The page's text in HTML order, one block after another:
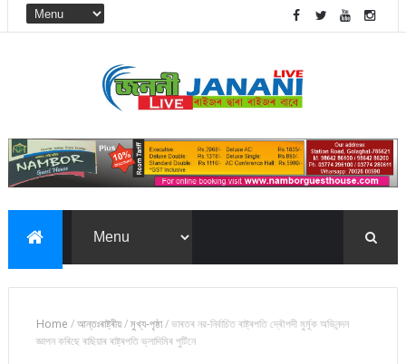
Home /আন্তঃৰাষ্ট্ৰীয়/মুখ্য-পৃষ্ঠা/ভাৰতৰ নৱ-নিৰ্বাচিত ৰাষ্ট্ৰপতি দ্ৰৌপদী মুৰ্মূক অভিনন্দন
জ্ঞাপন কৰিছে ৰাছিয়াৰ ৰাষ্ট্ৰপতি ভ্লাদিমিৰ পুটিনে